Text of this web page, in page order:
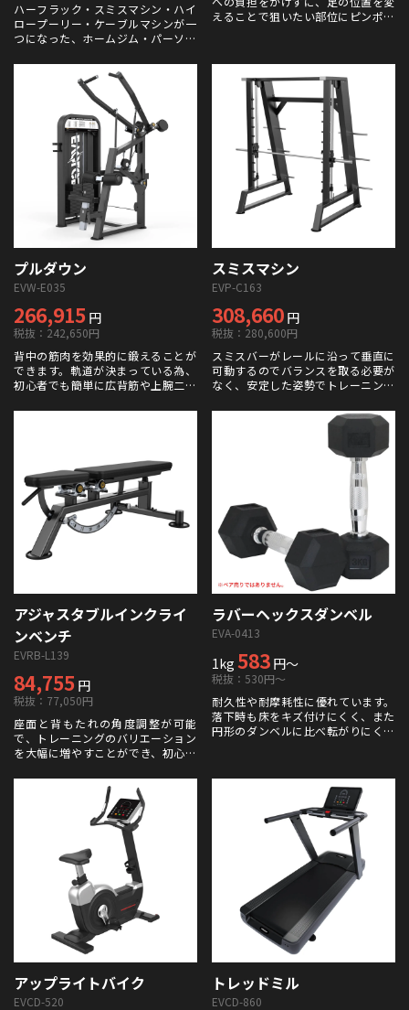
ハーフラック・スミスマシン・ハイ
ロープーリー・ケーブルマシンが一
つになった、ホームジム・パーソナ
ンには従来の製品には無かった、カ
ウンターウエイトを設置した事で、
初心者の方や女性の方でも安心して
使用出来ます。ハイロープーリーに
はウエイトスタック式を採用し、ト
レーニー目線で細部までこだわった
設計のマシンです。
えることで狙いたい部位にピンポイ
プルダウン
EVW-E035
266,915 円
税抜：242,650円
背中の筋肉を効果的に鍛えることが
できます。軌道が決まっている為、
初心者でも簡単に広背筋や上腕二頭
スミスマシン
EVP-C163
308,660 円
税抜：280,600円
スミスバーがレールに沿って垂直に
可動するのでバランスを取る必要が
なく、安定した姿勢でトレーニング
アジャスタブルインクライ
ンベンチ
EVRB-L139
84,755 円
税抜：77,050円
座面と背もたれの角度調整が可能
で、トレーニングのバリエーション
を大幅に増やすことができ、初心者
す。
ラバーヘックスダンベル
EVA-0413
1kg583 円～
税抜：530円～
耐久性や耐摩耗性に優れています。
落下時も床をキズ付けにくく、また
円形のダンベルに比べ転がりにくい
す。重量は1kgから50kgまで幅広く
ラインナップされています。
アップライトバイク
EVCD-520
トレッドミル
EVCD-860